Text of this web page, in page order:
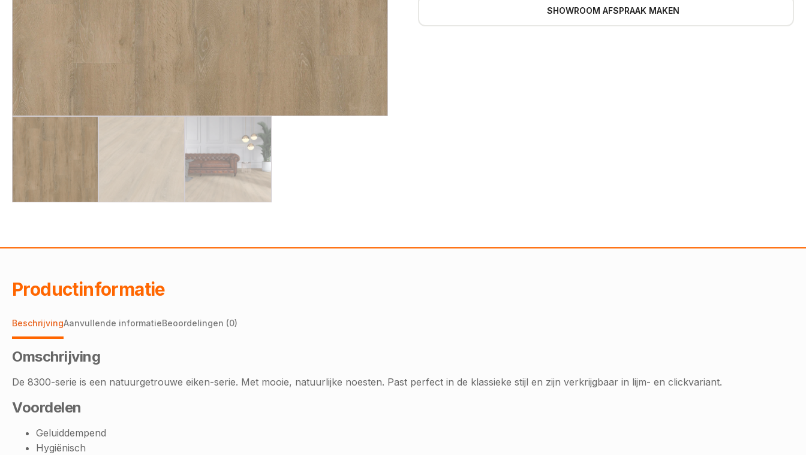
SHOWROOM AFSPRAAK MAKEN
Productinformatie
BeschrijvingAanvullende informatieBeoordelingen (0)
Omschrijving
De 8300-serie is een natuurgetrouwe eiken-serie. Met mooie, natuurlijke noesten. Past perfect in de klassieke stijl en zijn verkrijgbaar in lijm- en clickvariant.
Voordelen
Geluiddempend
Hygiënisch